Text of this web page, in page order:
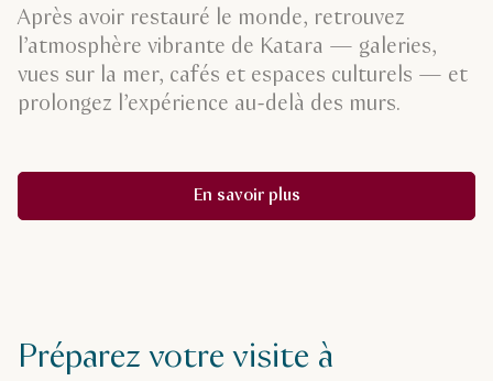
Après avoir restauré le monde, retrouvez
l’atmosphère vibrante de Katara — galeries,
vues sur la mer, cafés et espaces culturels — et
prolongez l’expérience au-delà des murs.
En savoir plus
Préparez votre visite à